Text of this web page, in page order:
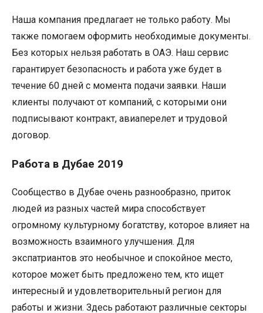
Наша компания предлагает не только работу. Мы
также помогаем оформить необходимые документы.
Без которых нельзя работать в ОАЭ. Наш сервис
гарантирует безопасность и работа уже будет в
течение 60 дней с момента подачи заявки. Наши
клиенты получают от компаний, с которыми они
подписывают контракт, авиаперелет и трудовой
договор.
Pабота в Дубае 2019
Сообщество в Дубае очень разнообразно, приток
людей из разных частей мира способствует
огромному культурному богатству, которое влияет на
возможность взаимного улучшения. Для
экспатриантов это необычное и спокойное место,
которое может быть предложено тем, кто ищет
интересный и удовлетворительный регион для
работы и жизни. Здесь работают различные секторы